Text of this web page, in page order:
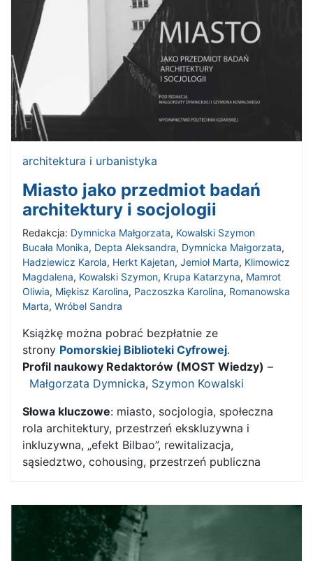
architektura i urbanistyka
Miasto jako przedmiot badań
architektury i socjologii
Redakcja: Dymnicka Małgorzata, Kowalski Szymon
Bucała Monika, Depta Aleksandra, Dymnicka Małgorzata,
Hadziewicz Karola, Herkt Kajetan, Jemioł Marta, Klimowicz
Magdalena, Kowalski Szymon, Krupa Katarzyna, Mamrot
Oliwia, Miękisz Karolina, Paczoszka Karolina, Romanowska
Marta, Wróbel Sandra
Książkę można pobrać bezpłatnie ze
strony Pomorskiej Biblioteki Cyfrowej.
Profil naukowy Redaktorów (MOST Wiedzy) –
Małgorzata Dymnicka, Szymon Kowalski
Słowa kluczowe: miasto, socjologia, społeczna
rola architektury, przestrzeń ekskluzywna i
inkluzywna, „efekt Bilbao”, rewitalizacja,
sąsiedztwo, cohousing, przestrzeń publiczna